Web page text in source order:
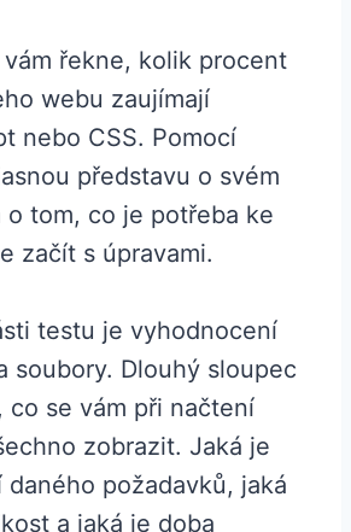
řekne, kolik procent
webu zaujímají
nebo CSS. Pomocí
představu o svém
o tom, co je potřeba ke
začít s úpravami.
testu je vyhodnocení
soubory. Dlouhý sloupec
co se vám při načtení
zobrazit. Jaká je
daného požadavků, jaká
a jaká je doba